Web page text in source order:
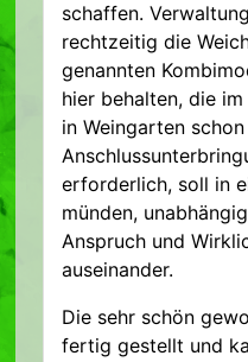
schaffen.
rechtzeitig die
genannten
hier behalten, die
in Weingarten
erforderlich, soll in
münden,
Anspruch und
auseinander.
Die sehr schön
fertig gestellt und